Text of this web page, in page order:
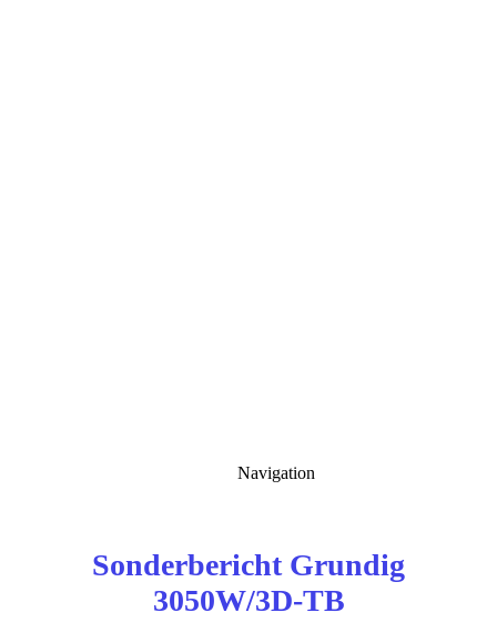
Navigation
Sonderbericht Grundig
3050W/3D-TB